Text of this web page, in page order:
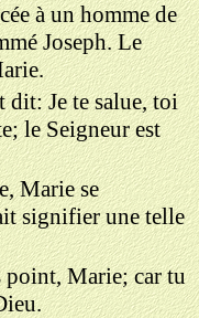
à un homme de
Joseph. Le
dit: Je te salue, toi
le Seigneur est
Marie se
signifier une telle
Marie; car tu